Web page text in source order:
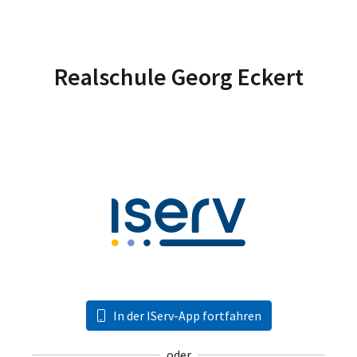
Realschule Georg Eckert
In der IServ-App fortfahren